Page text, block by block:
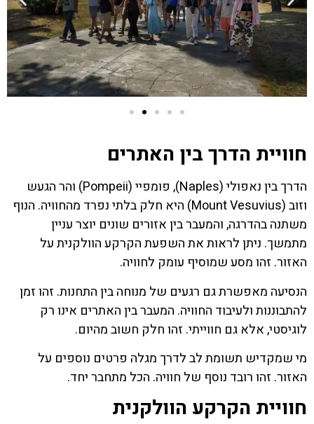
חוויית הדרך בין האתרים
הדרך בין נאפולי (Naples), פומפיי (Pompeii) והר הגעש
וזוב (Mount Vesuvius) היא חלק בלתי נפרד מהחוויה. הנוף
משתנה בהדרגה, והמעבר בין אזורים שונים יוצר עניין
מתמשך. ניתן לראות את השפעת הקרקע הוולקנית על
האזור. זהו מסע שמוסיף עומק לחוויה.
הנסיעה מאפשרת גם רגעים של מנוחה בין התחנות. זהו זמן
להתבוננות ולעיבוד החוויה. המעבר בין האתרים אינו רק
לוגיסטי, אלא גם חווייתי. זהו חלק חשוב מהיום.
מי שמקדיש תשומת לב לדרך מגלה פרטים נוספים על
האזור. זהו רובד נוסף של חוויה. הכל מתחבר יחד.
חוויית הקרקע הוולקנית